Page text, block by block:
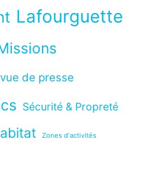
Lafourguette
de presse
Sécurité & Propreté
Zones d'activités